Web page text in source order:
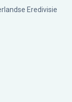
Eredivisie